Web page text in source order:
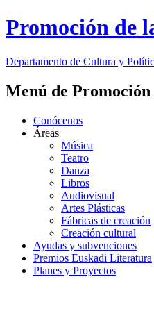
Promoción de
Departamento de Cultura y
Menú de
Conócenos
Áreas
Música
Teatro
Danza
Libros
Audiovisual
Artes Plásticas
Fábricas de creación
Creación cultural
Ayudas y subvenciones
Premios Euskadi Literatura
Planes y Proyectos